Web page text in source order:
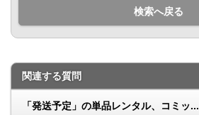
検索へ戻る
関連する質問
「発送予定」の単品レンタル、コミッ...